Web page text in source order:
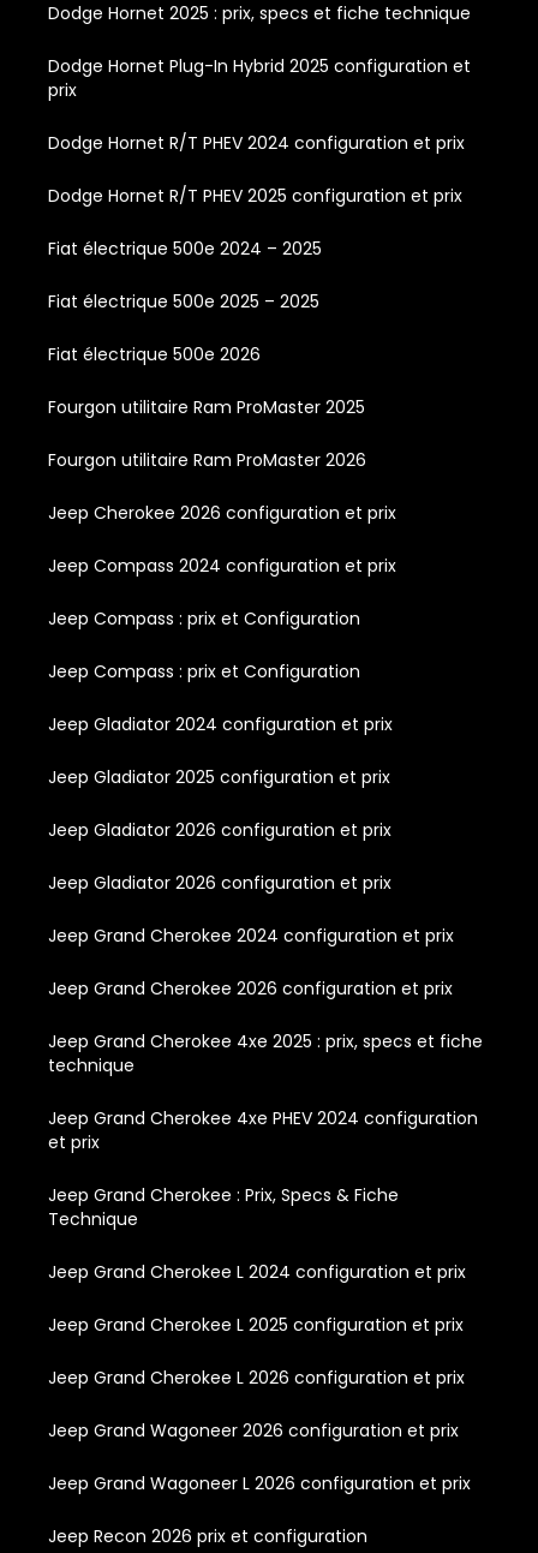
Dodge Hornet 2025 : prix, specs et fiche technique
Dodge Hornet Plug-In Hybrid 2025 configuration et
prix
Dodge Hornet R/T PHEV 2024 configuration et prix
Dodge Hornet R/T PHEV 2025 configuration et prix
Fiat électrique 500e 2024 – 2025
Fiat électrique 500e 2025 – 2025
Fiat électrique 500e 2026
Fourgon utilitaire Ram ProMaster 2025
Fourgon utilitaire Ram ProMaster 2026
Jeep Cherokee 2026 configuration et prix
Jeep Compass 2024 configuration et prix
Jeep Compass : prix et Configuration
Jeep Compass : prix et Configuration
Jeep Gladiator 2024 configuration et prix
Jeep Gladiator 2025 configuration et prix
Jeep Gladiator 2026 configuration et prix
Jeep Gladiator 2026 configuration et prix
Jeep Grand Cherokee 2024 configuration et prix
Jeep Grand Cherokee 2026 configuration et prix
Jeep Grand Cherokee 4xe 2025 : prix, specs et fiche
technique
Jeep Grand Cherokee 4xe PHEV 2024 configuration
et prix
Jeep Grand Cherokee : Prix, Specs & Fiche
Technique
Jeep Grand Cherokee L 2024 configuration et prix
Jeep Grand Cherokee L 2025 configuration et prix
Jeep Grand Cherokee L 2026 configuration et prix
Jeep Grand Wagoneer 2026 configuration et prix
Jeep Grand Wagoneer L 2026 configuration et prix
Jeep Recon 2026 prix et configuration